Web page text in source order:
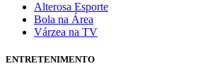
Alterosa Esporte
Bola na Área
Várzea na TV
ENTRETENIMENTO